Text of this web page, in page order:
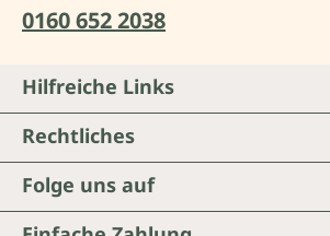
0160 652 2038
Folge uns auf
Hilfreiche Links
Rechtliches